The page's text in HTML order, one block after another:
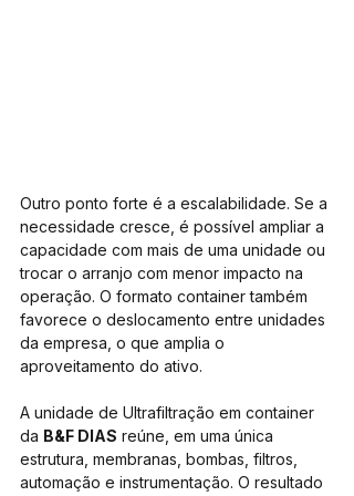
Outro ponto forte é a escalabilidade. Se a
necessidade cresce, é possível ampliar a
capacidade com mais de uma unidade ou
trocar o arranjo com menor impacto na
operação. O formato container também
favorece o deslocamento entre unidades
da empresa, o que amplia o
aproveitamento do ativo.
A unidade de Ultrafiltração em container
da B&F DIAS reúne, em uma única
estrutura, membranas, bombas, filtros,
automação e instrumentação. O resultado